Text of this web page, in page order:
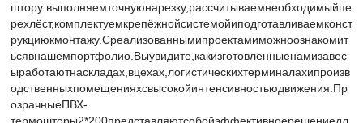
штору:выполняемточнуюнарезку,рассчитываемнеобходимыйпе
рехлёст,комплектуемкрепёжнойсистемойиподготавливаемконст
рукциюкмонтажу.Среализованнымипроектамиможноознакомит
ьсявнашемпортфолио.Выувидите,какизготовленныенамизавес
ыработаютнаскладах,вцехах,логистическихтерминалахипроизв
одственныхпомещенияхсвысокойинтенсивностьюдвижения.Пр
озрачныеПВХ-